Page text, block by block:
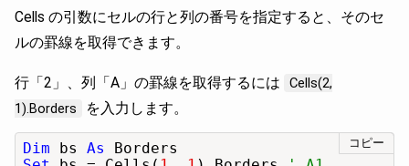
Cells の引数にセルの行と列の番号を指定すると、そのセ
ルの罫線を取得できます。
行「2」、列「A」の罫線を取得するには
Cells(2,
1).Borders
を入力します。
コピー
Dim bs As